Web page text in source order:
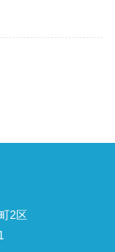
2区